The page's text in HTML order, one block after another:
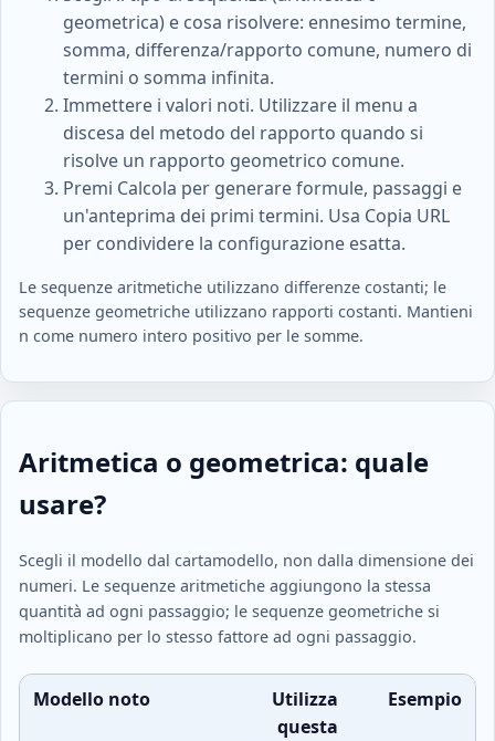
geometrica) e cosa risolvere: ennesimo termine,
somma, differenza/rapporto comune, numero di
termini o somma infinita.
Immettere i valori noti. Utilizzare il menu a
discesa del metodo del rapporto quando si
risolve un rapporto geometrico comune.
Premi Calcola per generare formule, passaggi e
un'anteprima dei primi termini. Usa Copia URL
per condividere la configurazione esatta.
Le sequenze aritmetiche utilizzano differenze costanti; le
sequenze geometriche utilizzano rapporti costanti. Mantieni
n come numero intero positivo per le somme.
Aritmetica o geometrica: quale
usare?
Scegli il modello dal cartamodello, non dalla dimensione dei
numeri. Le sequenze aritmetiche aggiungono la stessa
quantità ad ogni passaggio; le sequenze geometriche si
moltiplicano per lo stesso fattore ad ogni passaggio.
Modello noto
Utilizza
questa
Esempio